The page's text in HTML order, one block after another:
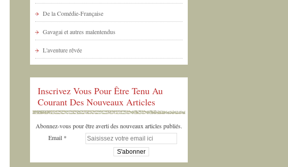
De la Comédie-Française
Gavagai et autres malentendus
L'aventure rêvée
Inscrivez Vous Pour Être Tenu Au
Courant Des Nouveaux Articles
Abonnez-vous pour être averti des nouveaux articles publiés.
Email